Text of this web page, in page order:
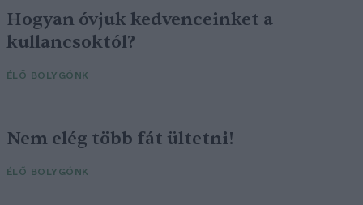
Hogyan óvjuk kedvenceinket a
kullancsoktól?
ÉLŐ BOLYGÓNK
Nem elég több fát ültetni!
ÉLŐ BOLYGÓNK